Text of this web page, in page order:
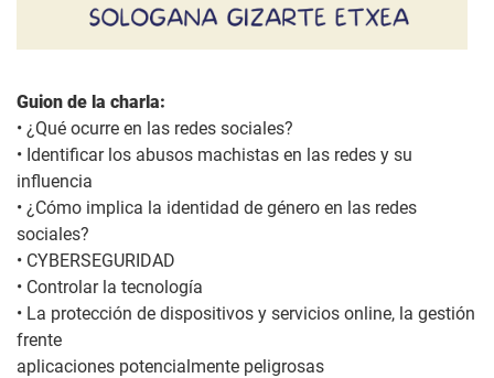
Guion de la charla:
• ¿Qué ocurre en las redes sociales?
• Identificar los abusos machistas en las redes y su
influencia
• ¿Cómo implica la identidad de género en las redes
sociales?
• CYBERSEGURIDAD
• Controlar la tecnología
• La protección de dispositivos y servicios online, la gestión
frente
aplicaciones potencialmente peligrosas